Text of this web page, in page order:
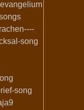
song
song